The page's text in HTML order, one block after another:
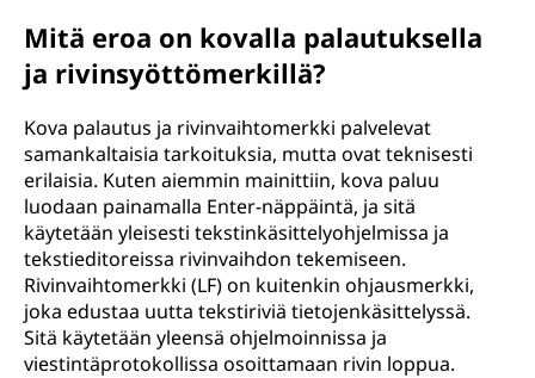
Mitä eroa on kovalla palautuksella
ja rivinsyöttömerkillä?
Kova palautus ja rivinvaihtomerkki palvelevat
samankaltaisia tarkoituksia, mutta ovat teknisesti
erilaisia. Kuten aiemmin mainittiin, kova paluu
luodaan painamalla Enter-näppäintä, ja sitä
käytetään yleisesti tekstinkäsittelyohjelmissa ja
tekstieditoreissa rivinvaihdon tekemiseen.
Rivinvaihtomerkki (LF) on kuitenkin ohjausmerkki,
joka edustaa uutta tekstiriviä tietojenkäsittelyssä.
Sitä käytetään yleensä ohjelmoinnissa ja
viestintäprotokollissa osoittamaan rivin loppua.